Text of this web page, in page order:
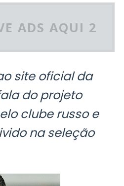
ADS AQUI 2
site oficial da
do projeto
clube russo e
na seleção